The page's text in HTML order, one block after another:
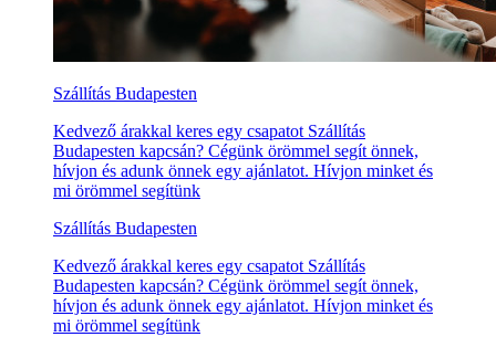
Szállítás Budapesten
Kedvező árakkal keres egy csapatot Szállítás
Budapesten kapcsán? Cégünk örömmel segít önnek,
hívjon és adunk önnek egy ajánlatot. Hívjon minket és
mi örömmel segítünk
Szállítás Budapesten
Kedvező árakkal keres egy csapatot Szállítás
Budapesten kapcsán? Cégünk örömmel segít önnek,
hívjon és adunk önnek egy ajánlatot. Hívjon minket és
mi örömmel segítünk